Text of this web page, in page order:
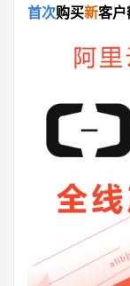
首次购买新客